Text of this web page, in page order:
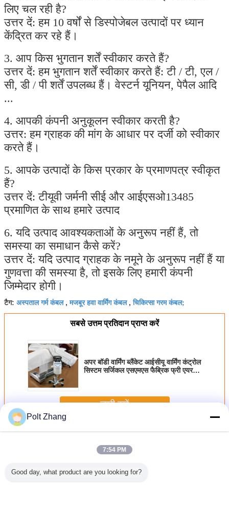
लिए चल रही है?
उत्तर दें: हम 10 वर्षों से डिस्पोजेबल उत्पादों पर ध्यान
केंद्रित कर रहे हैं।
3. आप किस भुगतान शर्तें स्वीकार करते हैं?
उत्तर दें: हम भुगतान शर्तें स्वीकार करते हैं: टी / टी, एल /
सी, डी / पी शर्तें उपलब्ध हैं। वेस्टर्न यूनियन, पेपैल आदि
...
4. आपकी कंपनी अनुकूलन स्वीकार करती है?
उत्तर: हम ग्राहक की मांग के आधार पर दर्जी को स्वीकार
करते हैं।
5. आपके उत्पादों के किस प्रकार के प्रमाणपत्र स्वीकृत
हैं?
उत्तर दें: टीयूवी जर्मनी सीई और आईएसओ13485
प्रमाणित के साथ हमारे उत्पाद
6. यदि उत्पाद आवश्यकताओं के अनुरूप नहीं हैं, तो
समस्या का समाधान कैसे करें?
उत्तर दें: यदि उत्पाद ग्राहक के नमूने के अनुरूप नहीं हैं या
गुणवत्ता की समस्या है, तो इसके लिए हमारी कंपनी
जिम्मेदार होगी।
टैग: अस्पताल गर्म कंबल,मजबूर हवा वार्मिंग कंबल,चिकित्सा गरम कंबल;
सबसे उत्तम प्रतिदान प्राप्त करें
अपर बॉडी वार्मिंग ब्लैंकेट आईसीयू वार्मिंग कंट्रोल
सिस्टम सर्जिकल एसएमएस फैब्रिक फ्री एयर
जारी रखें
अधिकरोगी वार्मिंग कंबल
Polt Zhang
7:54 PM
Good day, what product are you looking for?